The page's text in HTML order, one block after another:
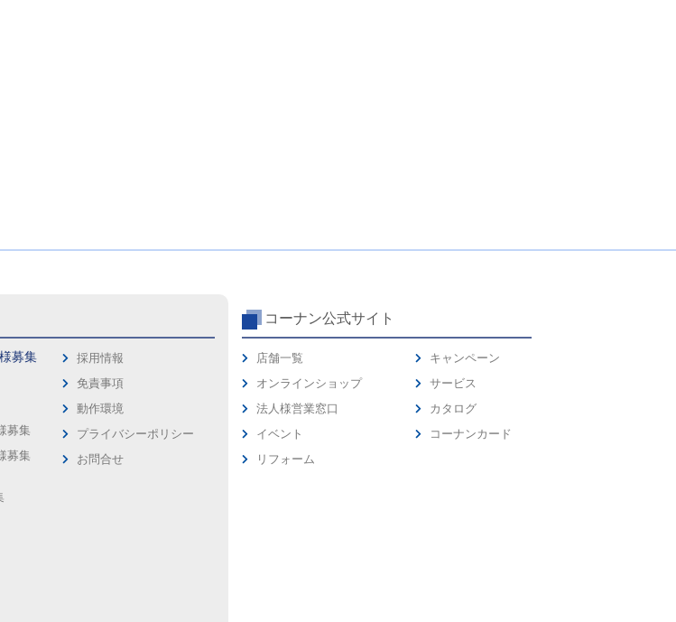
募集
募集
募集
採用情報
免責事項
動作環境
プライバシーポリシー
お問合せ
コーナン公式サイト
店舗一覧
オンラインショップ
法人様営業窓口
イベント
リフォーム
キャンペーン
サービス
カタログ
コーナンカード